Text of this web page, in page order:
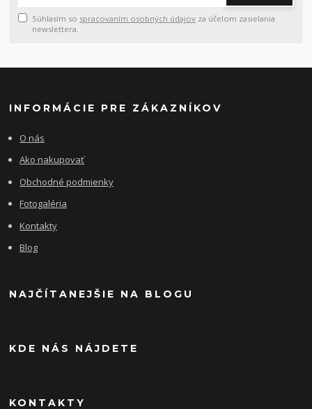
Súhlasím so spracovaním osobných údajov za účelom zasielania
newslettera.
INFORMÁCIE PRE ZÁKAZNÍKOV
O nás
Ako nakupovať
Obchodné podmienky
Fotogaléria
Kontakty
Blog
NAJČÍTANEJŠIE NA BLOGU
KDE NÁS NÁJDETE
KONTAKTY